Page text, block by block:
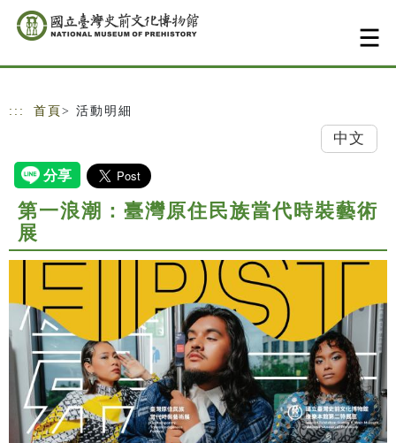
跳到主要內容
網站導覽
::: 首頁 > 活動明細
中文
第一浪潮：臺灣原住民族當代時裝藝術
展